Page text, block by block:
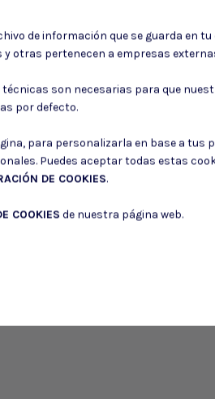
baja en cualquier momento. Para ello,
el uso de mis datos para los fines
el uso de mis datos personales para recibir
de información que se guarda en
otras pertenecen a empresas
son necesarias para que
por defecto.
para personalizarla en base a
Puedes aceptar todas estas
DE COOKIES.
COOKIES de nuestra página web.